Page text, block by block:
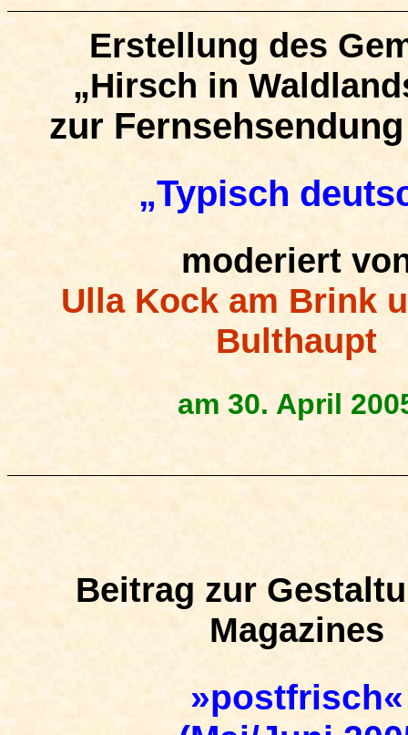
Erstellung des
„Hirsch in
zur
„Typisch
moderiert
Ulla Kock am Brink
Bulthaupt
am 30. April
Beitrag zur
Magazines
»postfrisch«